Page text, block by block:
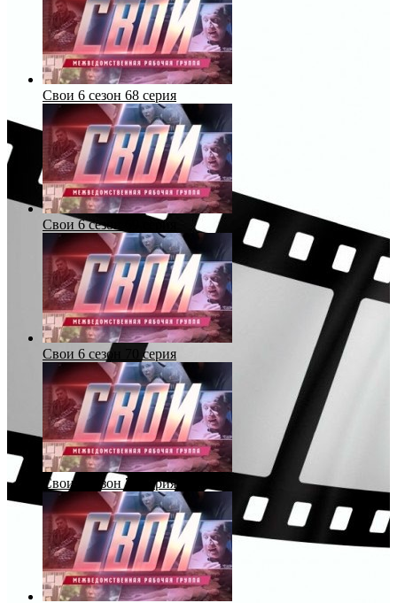
Свои 6 сезон 68 серия
Свои 6 сезон 69 серия
Свои 6 сезон 70 серия
Свои 6 сезон 71 серия